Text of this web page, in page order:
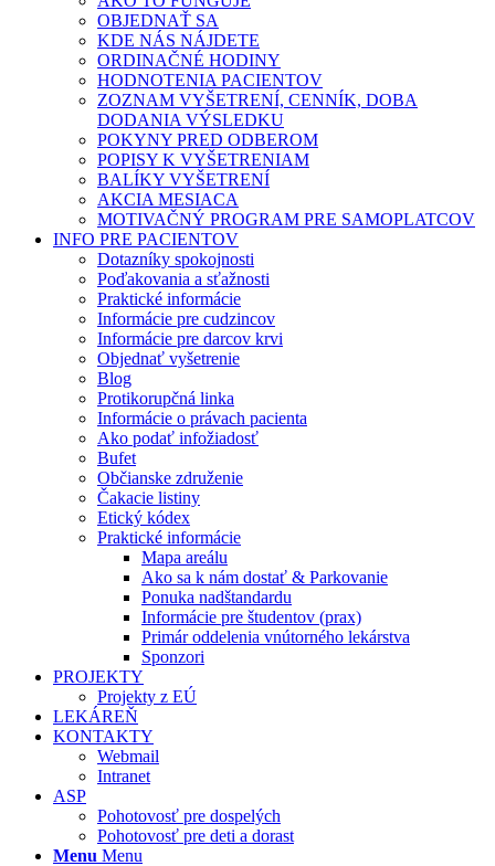
OBJEDNAŤ SA
KDE NÁS NÁJDETE
ORDINAČNÉ HODINY
HODNOTENIA PACIENTOV
ZOZNAM VYŠETRENÍ, CENNÍK, DOBA
DODANIA VÝSLEDKU
POKYNY PRED ODBEROM
POPISY K VYŠETRENIAM
BALÍKY VYŠETRENÍ
AKCIA MESIACA
MOTIVAČNÝ PROGRAM PRE SAMOPLATCOV
INFO PRE PACIENTOV
Dotazníky spokojnosti
Poďakovania a sťažnosti
Praktické informácie
Informácie pre cudzincov
Informácie pre darcov krvi
Objednať vyšetrenie
Blog
Protikorupčná linka
Informácie o právach pacienta
Ako podať infožiadosť
Bufet
Občianske združenie
Čakacie listiny
Etický kódex
Praktické informácie
Mapa areálu
Ako sa k nám dostať & Parkovanie
Ponuka nadštandardu
Informácie pre študentov (prax)
Primár oddelenia vnútorného lekárstva
Sponzori
PROJEKTY
Projekty z EÚ
LEKÁREŇ
KONTAKTY
Webmail
Intranet
ASP
Pohotovosť pre dospelých
Pohotovosť pre deti a dorast
Menu Menu